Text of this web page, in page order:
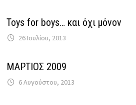
Toys for boys… και όχι μόνον
26 Ιουλίου, 2013
ΜΑΡΤΙΟΣ 2009
6 Αυγούστου, 2013